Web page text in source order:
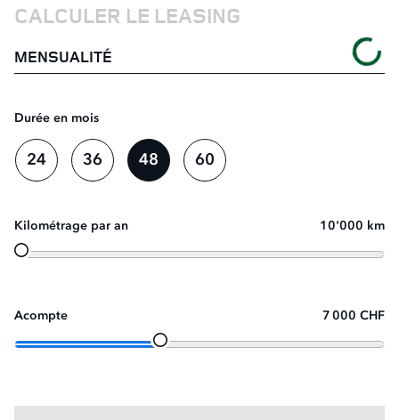
CALCULER LE LEASING
MENSUALITÉ
Durée en mois
24 36 48 60
Kilométrage par an 10'000 km
Acompte 7 000 CHF